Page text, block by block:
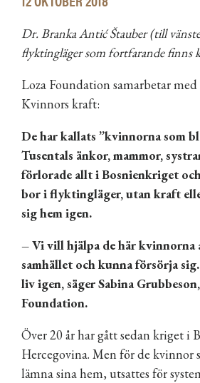
Dr. Branka Antić Štauber (till
flyktingläger som fortfarande finns
Loza Foundation samarbetar
Kvinnors kraft:
De har kallats ”kvinnorna som
Tusentals änkor, mammor,
förlorade allt i Bosnienkriget
bor i flyktingläger, utan kraft
sig hem igen.
– Vi vill hjälpa de här kvinnorna
samhället och kunna försörja
liv igen, säger Sabina
Foundation.
Över 20 år har gått sedan kriget i
Hercegovina. Men för de kvinnor
lämna sina hem, utsattes för